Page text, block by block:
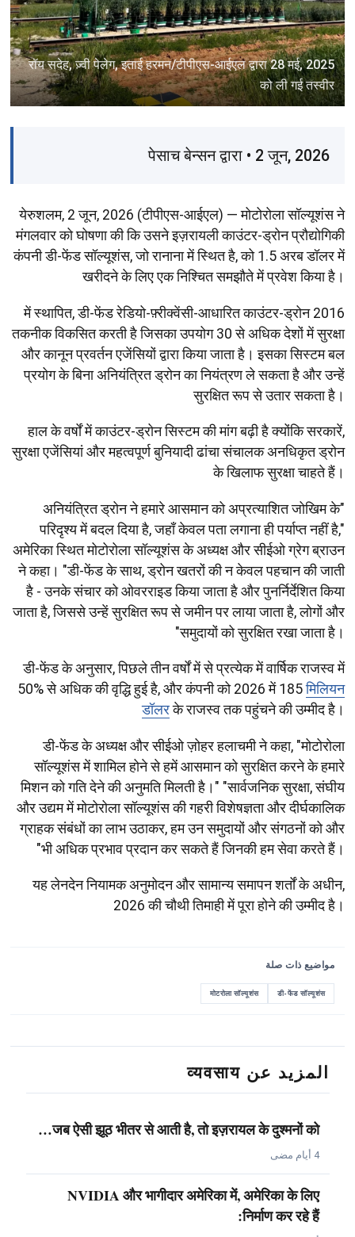
रॉय सदेह, ज़्वी पेलेग, इताई हरमन/टीपीएस-आईएल द्वारा 28 मई, 2025
को ली गई तस्वीर
पेसाच बेन्सन द्वारा • 2 जून, 2026
येरुशलम, 2 जून, 2026 (टीपीएस-आईएल) — मोटोरोला सॉल्यूशंस ने
मंगलवार को घोषणा की कि उसने इज़रायली काउंटर-ड्रोन प्रौद्योगिकी
कंपनी डी-फेंड सॉल्यूशंस, जो रानाना में स्थित है, को 1.5 अरब डॉलर में
खरीदने के लिए एक निश्चित समझौते में प्रवेश किया है।
2016 में स्थापित, डी-फेंड रेडियो-फ़्रीक्वेंसी-आधारित काउंटर-ड्रोन
तकनीक विकसित करती है जिसका उपयोग 30 से अधिक देशों में सुरक्षा
और कानून प्रवर्तन एजेंसियों द्वारा किया जाता है। इसका सिस्टम बल
प्रयोग के बिना अनियंत्रित ड्रोन का नियंत्रण ले सकता है और उन्हें
सुरक्षित रूप से उतार सकता है।
हाल के वर्षों में काउंटर-ड्रोन सिस्टम की मांग बढ़ी है क्योंकि सरकारें,
सुरक्षा एजेंसियां और महत्वपूर्ण बुनियादी ढांचा संचालक अनधिकृत ड्रोन
के खिलाफ सुरक्षा चाहते हैं।
"अनियंत्रित ड्रोन ने हमारे आसमान को अप्रत्याशित जोखिम के
परिदृश्य में बदल दिया है, जहाँ केवल पता लगाना ही पर्याप्त नहीं है,"
अमेरिका स्थित मोटोरोला सॉल्यूशंस के अध्यक्ष और सीईओ ग्रेग ब्राउन
ने कहा। "डी-फेंड के साथ, ड्रोन खतरों की न केवल पहचान की जाती
है - उनके संचार को ओवरराइड किया जाता है और पुनर्निर्देशित किया
जाता है, जिससे उन्हें सुरक्षित रूप से जमीन पर लाया जाता है, लोगों और
समुदायों को सुरक्षित रखा जाता है।"
डी-फेंड के अनुसार, पिछले तीन वर्षों में से प्रत्येक में वार्षिक राजस्व में
50% से अधिक की वृद्धि हुई है, और कंपनी को 2026 में 185मिलियन
डॉलरके राजस्व तक पहुंचने की उम्मीद है।
डी-फेंड के अध्यक्ष और सीईओ ज़ोहर हलाचमी ने कहा, "मोटोरोला
सॉल्यूशंस में शामिल होने से हमें आसमान को सुरक्षित करने के हमारे
मिशन को गति देने की अनुमति मिलती है।" "सार्वजनिक सुरक्षा, संघीय
और उद्यम में मोटोरोला सॉल्यूशंस की गहरी विशेषज्ञता और दीर्घकालिक
ग्राहक संबंधों का लाभ उठाकर, हम उन समुदायों और संगठनों को और
भी अधिक प्रभाव प्रदान कर सकते हैं जिनकी हम सेवा करते हैं।"
यह लेनदेन नियामक अनुमोदन और सामान्य समापन शर्तों के अधीन,
2026 की चौथी तिमाही में पूरा होने की उम्मीद है।
مواضيع ذات صلة
डी-फेंड सॉल्यूशंस
मोटरोला सॉल्यूशंस
المزيد عن व्यवसाय
जब ऐसी झूठ भीतर से आती है, तो इज़रायल के दुश्मनों को…
4 أيام مضى
NVIDIA और भागीदार अमेरिका में, अमेरिका के लिए
निर्माण कर रहे हैं: